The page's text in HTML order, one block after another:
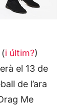
i últim?)
el 13 de
de l’ara
Me